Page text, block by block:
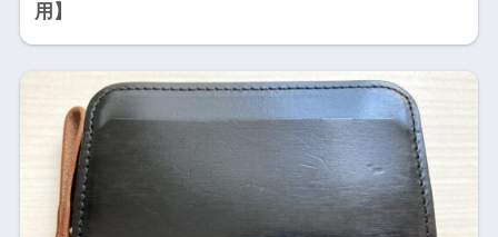
用】